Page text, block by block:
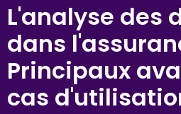
L'analyse des
dans
Principaux
cas